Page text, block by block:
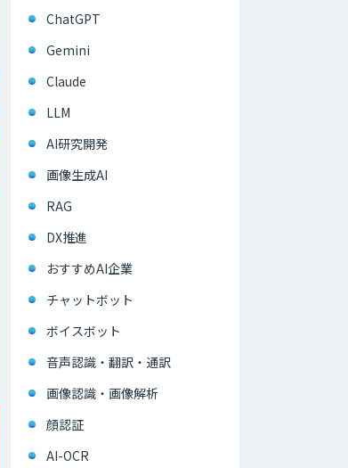
ChatGPT
Gemini
Claude
LLM
AI研究開発
画像生成AI
RAG
DX推進
おすすめAI企業
チャットボット
ボイスボット
音声認識・翻訳・通訳
画像認識・画像解析
顔認証
AI-OCR